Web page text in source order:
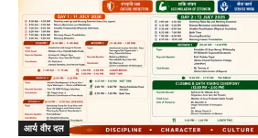
आर्य वीर दल